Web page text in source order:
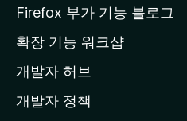
a
페
이
지
Firefox 부가 기능 블로그
확장 기능 워크샵
개발자 허브
개발자 정책